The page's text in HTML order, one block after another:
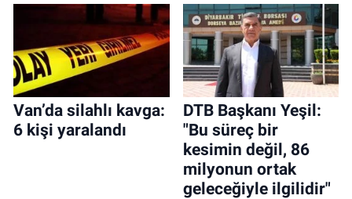
Van’da silahlı kavga:
6 kişi yaralandı
DTB Başkanı Yeşil:
"Bu süreç bir
kesimin değil, 86
milyonun ortak
geleceğiyle ilgilidir"